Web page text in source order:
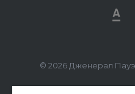
© 2026 Дженерал